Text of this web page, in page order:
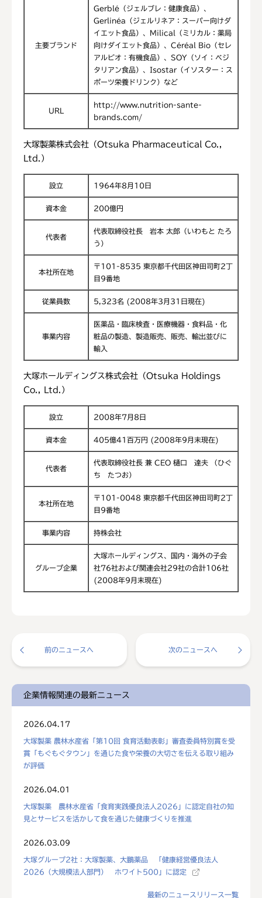
主要ブランド
Gerblé（ジェルブレ：健康食品）、
Gerlinéa（ジェルリネア：スーパー向けダ
イエット食品）、Milical（ミリカル：薬局
向けダイエット食品）、Céréal Bio（セレ
アルビオ：有機食品）、SOY（ソイ：ベジ
タリアン食品）、Isostar（イソスター：ス
ポーツ栄養ドリンク）など
URL
http://www.nutrition-sante-
brands.com/
大塚製薬株式会社（Otsuka Pharmaceutical Co.,
Ltd.）
設立 1964年8月10日
資本金 200億円
代表者
代表取締役社長 岩本 太郎（いわもと たろ
う）
本社所在地
〒101-8535 東京都千代田区神田司町2丁
目9番地
従業員数 5,323名 (2008年3月31日現在)
事業内容
医薬品・臨床検査・医療機器・食料品・化
粧品の製造、製造販売、販売、輸出並びに
輸入
大塚ホールディングス株式会社（Otsuka Holdings
Co., Ltd.）
設立 2008年7月8日
資本金 405億41百万円 (2008年9月末現在)
代表者
代表取締役社長 兼 CEO 樋口 達夫 （ひぐ
ち たつお）
本社所在地
〒101-0048 東京都千代田区神田司町2丁
目9番地
事業内容 持株会社
グループ企業
大塚ホールディングス、国内・海外の子会
社76社および関連会社29社の合計106社
(2008年9月末現在)
前のニュースへ 次のニュースへ
企業情報関連の最新ニュース
2026.04.17
大塚製薬 農林水産省「第10回 食育活動表彰」審査委員特別賞を受
賞「もぐもぐタウン」を通じた食や栄養の大切さを伝える取り組み
が評価
2026.04.01
大塚製薬 農林水産省「食育実践優良法人2026」に認定自社の知
見とサービスを活かして食を通じた健康づくりを推進
2026.03.09
大塚グループ2社：大塚製薬、大鵬薬品 「健康経営優良法人
2026（大規模法人部門） ホワイト500」に認定
最新のニュースリリース一覧